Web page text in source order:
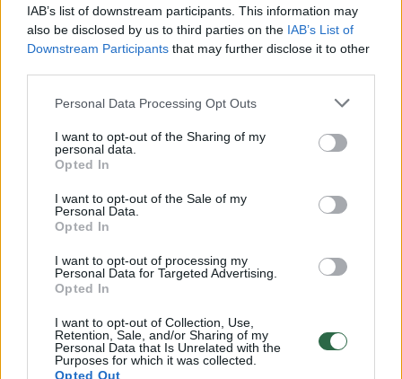
IAB’s list of downstream participants. This information may
also be disclosed by us to third parties on the IAB’s List of
Downstream Participants that may further disclose it to other
Personal Data Processing Opt Outs
I want to opt-out of the Sharing of my
personal data.
Opted In
I want to opt-out of the Sale of my
Personal Data.
Opted In
I want to opt-out of processing my
Personal Data for Targeted Advertising.
Opted In
I want to opt-out of Collection, Use,
Retention, Sale, and/or Sharing of my
Personal Data that Is Unrelated with the
Purposes for which it was collected.
Opted Out
00:00:30
Vaizdai iš tragiškos avarijos Vilniaus r.: dviejų moterų ir
vaiko gyvybių išgelbėti nepavyko
00:00:57
Savaitės vidurys nusimato karštas: temperatūra kils iki
32 laipsnių šilumos
Žinios | Orai
V. Zalužno pasisakymą laiko bandymu įsitvirtinti
Ukrainos politikoje: jis yra neteisus
Nufilmavo, kaip patvino Vilniaus Vakarinis aplinkkelis: